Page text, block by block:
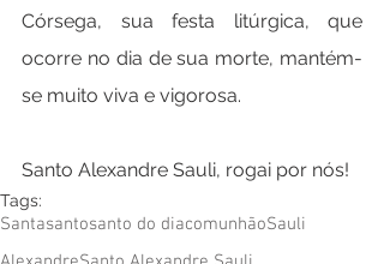
Córsega, sua festa litúrgica, que
ocorre no dia de sua morte, mantém-
se muito viva e vigorosa.
Santo Alexandre Sauli, rogai por nós!
Tags:
Santasantosanto do diacomunhãoSauli